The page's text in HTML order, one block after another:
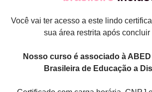
Você vai ter acesso a este lindo
sua área restrita após concluir
Nosso curso é associado à
Brasileira de Educação a